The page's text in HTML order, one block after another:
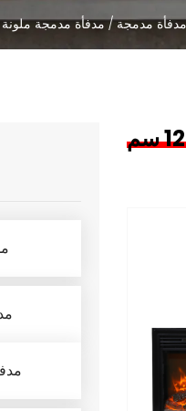
مدفأة مدمجة/مدفأة مدمجة ملونة